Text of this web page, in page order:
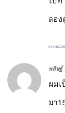
ลอ
01/06/
พสิษฐ์
ผม
มา